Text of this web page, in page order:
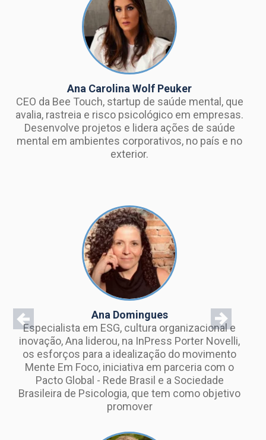
Ana Carolina Wolf Peuker
CEO da Bee Touch, startup de saúde mental, que
avalia, rastreia e risco psicológico em empresas.
Desenvolve projetos e lidera ações de saúde
mental em ambientes corporativos, no país e no
exterior.
Ana Domingues
Especialista em ESG, cultura organizacional e
inovação, Ana liderou, na InPress Porter Novelli,
os esforços para a idealização do movimento
Mente Em Foco, iniciativa em parceria com o
Pacto Global - Rede Brasil e a Sociedade
Brasileira de Psicologia, que tem como objetivo
promover
Previous Next